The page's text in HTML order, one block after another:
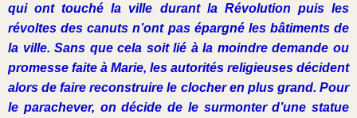
qui ont touché la ville durant la Révolution puis les
révoltes des canuts n’ont pas épargné les bâtiments de
la ville. Sans que cela soit lié à la moindre demande ou
promesse faite à Marie, les autorités religieuses décident
alors de faire reconstruire le clocher en plus grand. Pour
le parachever, on décide de le surmonter d’une statue